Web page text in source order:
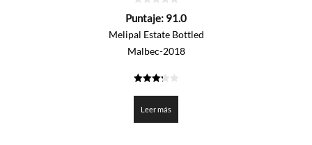
de
Puntaje: 91.0
Melipal Estate Bottled
Malbec-2018
Leer más